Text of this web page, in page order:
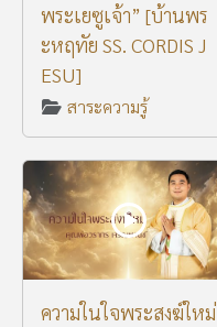
พระเยซูเจ้า” [บ้านพร
ะหฤทัย SS. CORDIS J
ESU]
สาระความรู้
ความในใจพระสงฆ์ใหม่